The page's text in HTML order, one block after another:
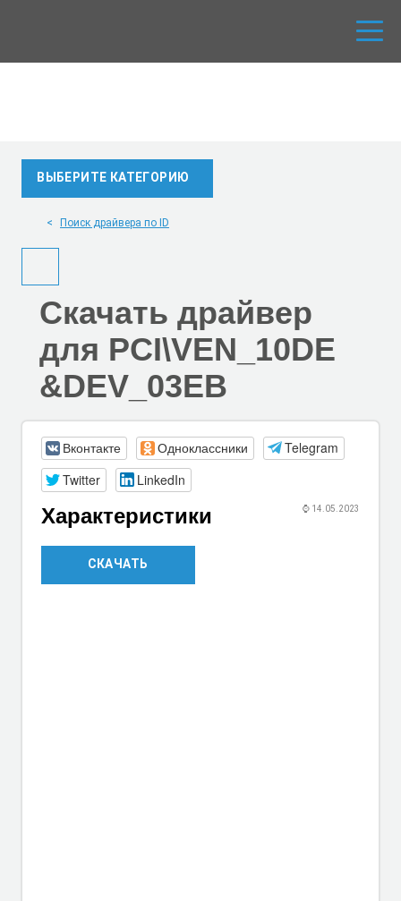
ВЫБЕРИТЕ КАТЕГОРИЮ
Поиск драйвера по ID
Скачать драйвер
для PCI\VEN_10DE
&DEV_03EB
Вконтакте Одноклассники
Telegram
Twitter
LinkedIn
⌚ 14.05.2023
Характеристики
СКАЧАТЬ